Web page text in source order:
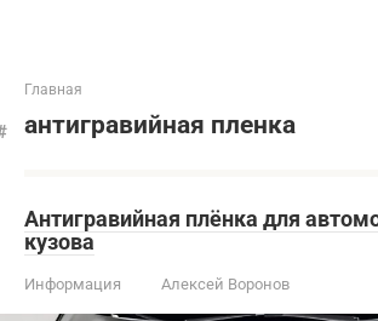
Главная
антигравийная пленка
Антигравийная плёнка для
кузова
Информация Алексей Воронов